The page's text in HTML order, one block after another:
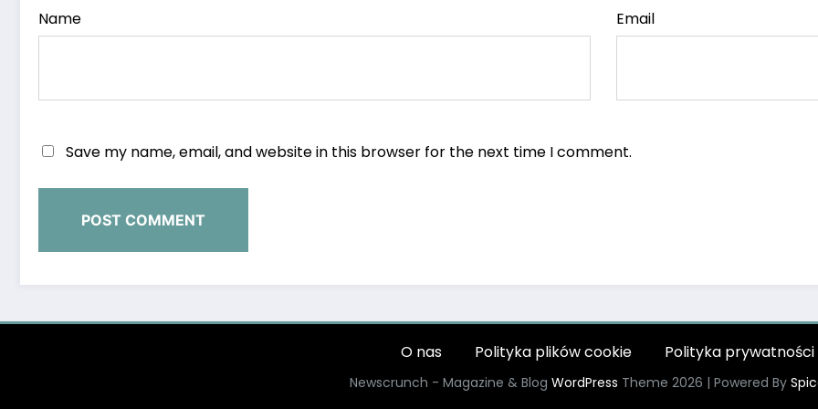
Name Email
Save my name, email, and website in this browser for the next time I comment.
O nas Polityka plików cookie Polityka prywatności
Newscrunch - Magazine & Blog WordPress Theme 2026 | Powered By